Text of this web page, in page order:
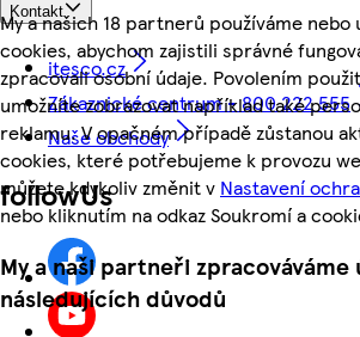
My a našich 18 partnerů používáme nebo
cookies, abychom zajistili správné
zpracovali osobní údaje. Povolením
umožníte zobrazovat například také
reklamu. V opačném případě zůstanou
cookies, které potřebujeme k provozu
můžete kdykoliv změnit v Nastavení
nebo kliknutím na odkaz Soukromí a
My a naši partneři zpracováváme
následujících důvodů
Kontakt
itesco.cz
Zákaznické centrum - 800 222 555
Naše obchody
followUs